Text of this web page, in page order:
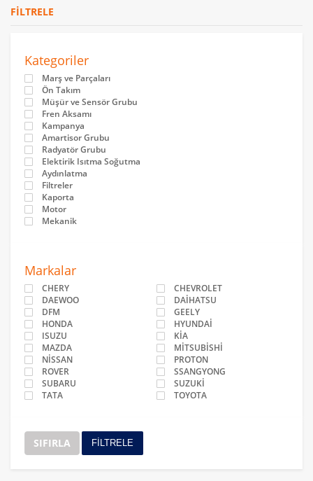
FILTRELE
Kategoriler
Marş ve Parçaları
Ön Takım
Müşür ve Sensör Grubu
Fren Aksamı
Kampanya
Amartisor Grubu
Radyatör Grubu
Elektirik Isıtma Soğutma
Aydınlatma
Filtreler
Kaporta
Motor
Mekanik
Markalar
CHERY
CHEVROLET
DAEWOO
DAİHATSU
DFM
GEELY
HONDA
HYUNDAİ
ISUZU
KİA
MAZDA
MİTSUBİSHİ
NİSSAN
PROTON
ROVER
SSANGYONG
SUBARU
SUZUKİ
TATA
TOYOTA
SIFIRLA FİLTRELE